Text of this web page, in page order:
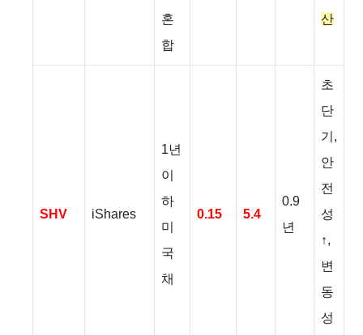
혼
합
산
SHV iShares
1년
이
하
미
국
채
0.15 5.4
0.9
년
초
단
기,
안
전
성
↑,
변
동
성